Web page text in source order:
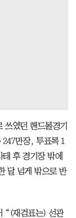
쓰였던 핸드볼경기
만장, 투표록 1
후 경기장 밖에
달 넘게 밖으로 반
“(재검표는) 선관